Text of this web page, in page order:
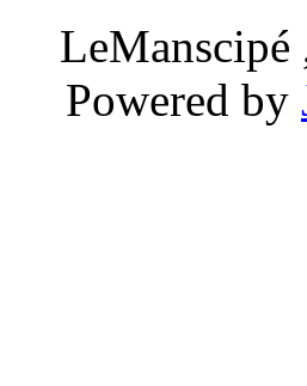
LeManscipé
Powered by